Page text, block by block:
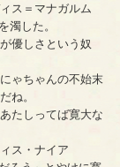
ス＝マナガルム
濁した。
優しさという奴
ゃちゃんの不始末
ね。
たしってば寛大な
ス・ナイア